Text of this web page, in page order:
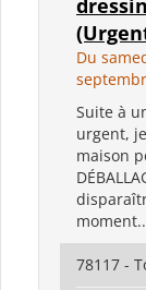
Du
Suite à
urgent,
maison
78117 -